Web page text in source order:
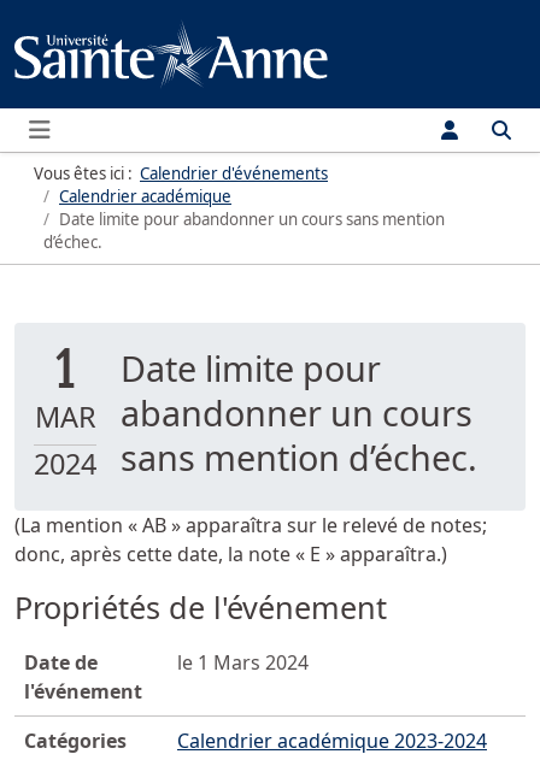
Menu
Vous êtes ici : Calendrier d'événements
Calendrier académique
Date limite pour abandonner un cours sans mention
d’échec.
1
MAR
2024
Date limite pour
abandonner un cours
sans mention d’échec.
(La mention « AB » apparaîtra sur le relevé de notes;
donc, après cette date, la note « E » apparaîtra.)
Propriétés de l'événement
Date de
l'événement
le 1 Mars 2024
Catégories Calendrier académique 2023-2024